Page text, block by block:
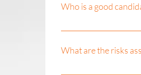
Who is a good
A good candidate for
to undergo the
What are the risks